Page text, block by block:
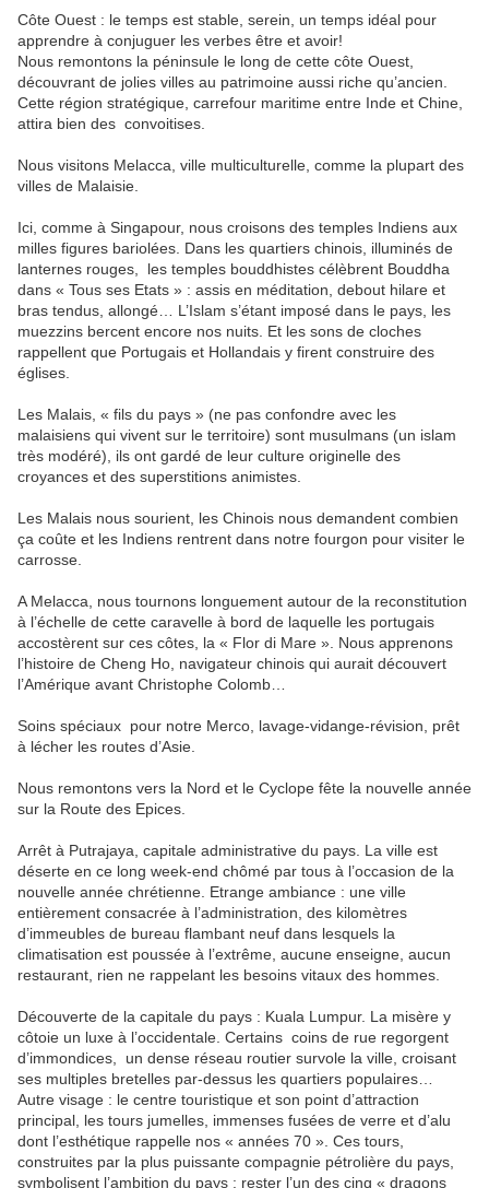
Côte Ouest : le temps est stable, serein, un temps idéal pour
apprendre à conjuguer les verbes être et avoir!
Nous remontons la péninsule le long de cette côte Ouest,
découvrant de jolies villes au patrimoine aussi riche qu’ancien.
Cette région stratégique, carrefour maritime entre Inde et Chine,
attira bien des convoitises.
Nous visitons Melacca, ville multiculturelle, comme la plupart des
villes de Malaisie.
Ici, comme à Singapour, nous croisons des temples Indiens aux
milles figures bariolées. Dans les quartiers chinois, illuminés de
lanternes rouges, les temples bouddhistes célèbrent Bouddha
dans « Tous ses Etats » : assis en méditation, debout hilare et
bras tendus, allongé… L’Islam s’étant imposé dans le pays, les
muezzins bercent encore nos nuits. Et les sons de cloches
rappellent que Portugais et Hollandais y firent construire des
églises.
Les Malais, « fils du pays » (ne pas confondre avec les
malaisiens qui vivent sur le territoire) sont musulmans (un islam
très modéré), ils ont gardé de leur culture originelle des
croyances et des superstitions animistes.
Les Malais nous sourient, les Chinois nous demandent combien
ça coûte et les Indiens rentrent dans notre fourgon pour visiter le
carrosse.
A Melacca, nous tournons longuement autour de la reconstitution
à l’échelle de cette caravelle à bord de laquelle les portugais
accostèrent sur ces côtes, la « Flor di Mare ». Nous apprenons
l’histoire de Cheng Ho, navigateur chinois qui aurait découvert
l’Amérique avant Christophe Colomb…
Soins spéciaux pour notre Merco, lavage-vidange-révision, prêt
à lécher les routes d’Asie.
Nous remontons vers la Nord et le Cyclope fête la nouvelle année
sur la Route des Epices.
Arrêt à Putrajaya, capitale administrative du pays. La ville est
déserte en ce long week-end chômé par tous à l’occasion de la
nouvelle année chrétienne. Etrange ambiance : une ville
entièrement consacrée à l’administration, des kilomètres
d’immeubles de bureau flambant neuf dans lesquels la
climatisation est poussée à l’extrême, aucune enseigne, aucun
restaurant, rien ne rappelant les besoins vitaux des hommes.
Découverte de la capitale du pays : Kuala Lumpur. La misère y
côtoie un luxe à l’occidentale. Certains coins de rue regorgent
d’immondices, un dense réseau routier survole la ville, croisant
ses multiples bretelles par-dessus les quartiers populaires…
Autre visage : le centre touristique et son point d’attraction
principal, les tours jumelles, immenses fusées de verre et d’alu
dont l’esthétique rappelle nos « années 70 ». Ces tours,
construites par la plus puissante compagnie pétrolière du pays,
symbolisent l’ambition du pays : rester l’un des cinq « dragons